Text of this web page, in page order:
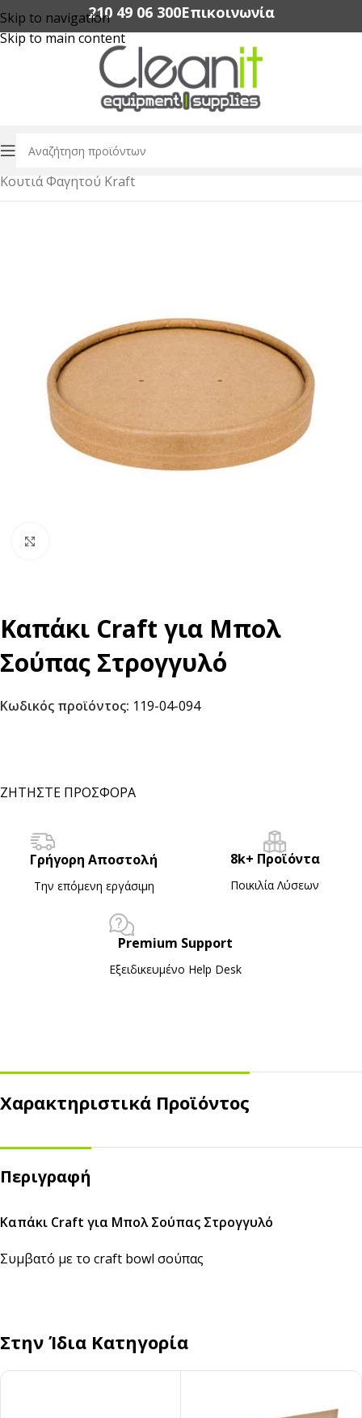
Skip to navigation
Skip to main content
210 49 06 300‬Επικοινωνία
Αρχική σελίδα/Συσκευασία Τροφίμων
Κουτιά Φαγητού Kraft
Καπάκι Craft για Μπολ
Σούπας Στρογγυλό
Κωδικός προϊόντος: 119-04-094
ΖΗΤΗΣΤΕ ΠΡΟΣΦΟΡΑ
Γρήγορη Αποστολή
Την επόμενη εργάσιμη
8k+ Προϊόντα
Ποικιλία Λύσεων
Premium Support
Εξειδικευμένο Ηelp Desk
Χαρακτηριστικά Προϊόντος
Περιγραφή
Καπάκι Craft για Μπολ Σούπας Στρογγυλό
Συμβατό με το craft bowl σούπας
Στην Ίδια Κατηγορία